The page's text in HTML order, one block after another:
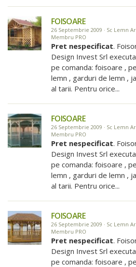
FOISOARE
26 Septembrie 2009 · Sc Lemn
Membru PRO
Pret nespecificat.
Design Invest Srl
pe comanda: foisoare ,
lemn , garduri de lemn ,
al tarii. Pentru orice...
FOISOARE
26 Septembrie 2009 · Sc Lemn
Membru PRO
Pret nespecificat.
Design Invest Srl
pe comanda: foisoare ,
lemn , garduri de lemn ,
al tarii. Pentru orice...
FOISOARE
26 Septembrie 2009 · Sc Lemn
Membru PRO
Pret nespecificat.
Design Invest Srl
pe comanda: foisoare ,